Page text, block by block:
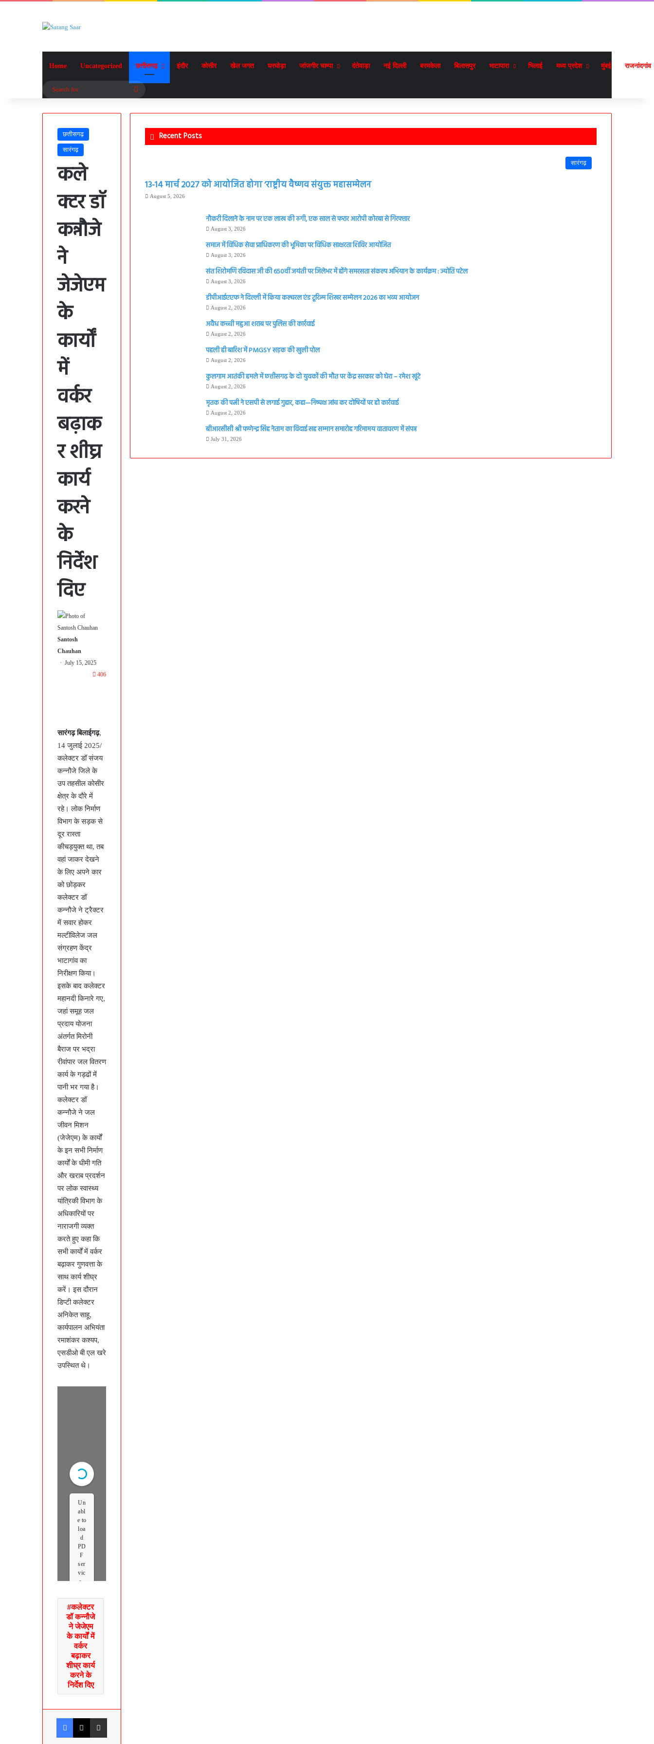
Home Uncategorized छत्तीसगढ़ इंदौर कोसीर खेल जगत घरघोड़ा जांजगीर चाम्पा दंतेवाड़ा नई दिल्ली बरमकेला बिलासपुर भाटापारा भिलाई मध्य प्रदेश मुंबई राजनांदगांव
Search
छत्तीसगढ़
सारंगढ़
कले
क्टर डॉ
कन्नौजे
ने
जेजेएम
के
कार्यों
में
वर्कर
बढ़ाक
र शीघ्र
कार्य
करने
के
निर्देश
दिए
Santosh
Chauhan
July 15, 2025
406
सारंगढ़ बिलाईगढ़,
14 जुलाई 2025/
कलेक्टर डॉ संजय
कन्नौजे जिले के
उप तहसील कोसीर
क्षेत्र के दौरे में
रहे। लोक निर्माण
विभाग के सड़क से
दूर रास्ता
कीचड़युक्त था, तब
वहां जाकर देखने
के लिए अपने कार
को छोड़कर
कलेक्टर डॉ
कन्नौजे ने ट्रैक्टर
में सवार होकर
मल्टीविलेज जल
संग्रहण केंद्र
भाटागांव का
निरीक्षण किया।
इसके बाद कलेक्टर
महानदी किनारे गए,
जहां समूह जल
प्रदाय योजना
अंतर्गत मिरोनी
बैराज पर भद्रा
रीवांपार जल वितरण
कार्य के गड्ढों में
पानी भर गया है।
कलेक्टर डॉ
कन्नौजे ने जल
जीवन मिशन
(जेजेएम) के कार्यों
के इन सभी निर्माण
कार्यों के धीमी गति
और खराब प्रदर्शन
पर लोक स्वास्थ्य
यांत्रिकी विभाग के
अधिकारियों पर
नाराजगी व्यक्त
करते हुए कहा कि
सभी कार्यों में वर्कर
बढ़ाकर गुणवत्ता के
साथ कार्य शीघ्र
करें। इस दौरान
डिप्टी कलेक्टर
अनिकेत साहू,
कार्यपालन अभियंता
रमाशंकर कश्यप,
एसडीओ बी एल खरे
उपस्थित थे।
Un
abl
e to
loa
d
PD
F
ser
vic
e..
कलेक्टर
डॉ कन्नौजे
ने जेजेएम
के कार्यों में
वर्कर
बढ़ाकर
शीघ्र कार्य
करने के
निर्देश दिए
Facebook
X Share via Email
Recent Posts
सारंगढ़
13-14 मार्च 2027 को आयोजित होगा ‘राष्ट्रीय वैष्णव संयुक्त महासम्मेलन
August 5, 2026
नौकरी दिलाने के नाम पर एक लाख की ठगी, एक साल से फरार आरोपी कोरबा से गिरफ्तार
August 3, 2026
समाज में विधिक सेवा प्राधिकरण की भूमिका पर विधिक साक्षरता शिविर आयोजित
August 3, 2026
संत शिरोमणि रविदास जी की 650वीं जयंती पर जिलेभर में होंगे समरसता संकल्प अभियान के कार्यक्रम : ज्योति पटेल
August 3, 2026
डीपीआईएएफ ने दिल्ली में किया कल्चरल एंड टूरिज्म शिखर सम्मेलन 2026 का भव्य आयोजन
August 2, 2026
अवैध कच्ची महुआ शराब पर पुलिस की कार्रवाई
August 2, 2026
पहली ही बारिश में PMGSY सड़क की खुली पोल
August 2, 2026
कुलगाम आतंकी हमले में छत्तीसगढ़ के दो युवकों की मौत पर केंद्र सरकार को घेरा – रमेश खूंटे
August 2, 2026
मृतक की पत्नी ने एसपी से लगाई गुहार, कहा—निष्पक्ष जांच कर दोषियों पर हो कार्रवाई
August 2, 2026
बीआरसीसी श्री फणेन्द्र सिंह नेताम का विदाई सह सम्मान समारोह गरिमामय वातावरण में संपन्न
July 31, 2026